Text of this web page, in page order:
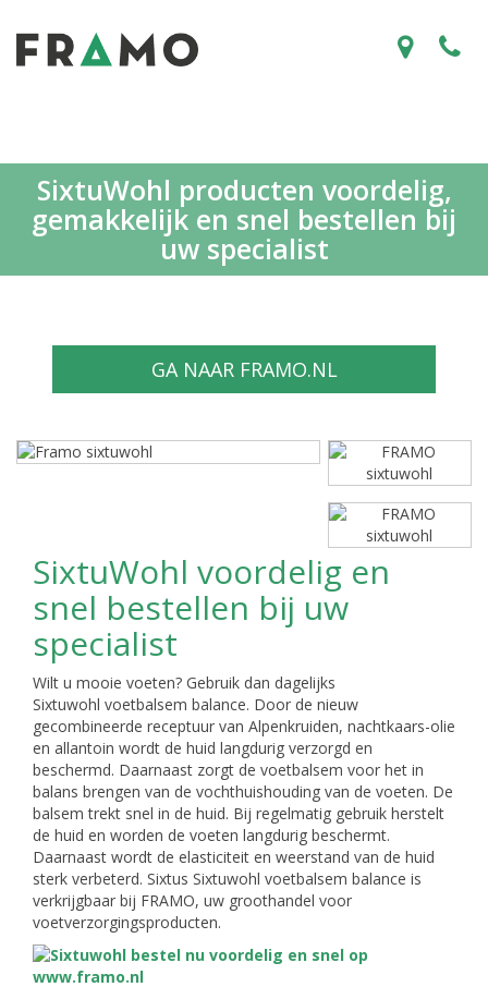
SixtuWohl producten voordelig,
gemakkelijk en snel bestellen bij
uw specialist
GA NAAR FRAMO.NL
SixtuWohl voordelig en
snel bestellen bij uw
specialist
Wilt u mooie voeten? Gebruik dan dagelijks
Sixtuwohl voetbalsem balance. Door de nieuw
gecombineerde receptuur van Alpenkruiden, nachtkaars-olie
en allantoin wordt de huid langdurig verzorgd en
beschermd. Daarnaast zorgt de voetbalsem voor het in
balans brengen van de vochthuishouding van de voeten. De
balsem trekt snel in de huid. Bij regelmatig gebruik herstelt
de huid en worden de voeten langdurig beschermt.
Daarnaast wordt de elasticiteit en weerstand van de huid
sterk verbeterd. Sixtus Sixtuwohl voetbalsem balance is
verkrijgbaar bij FRAMO, uw groothandel voor
voetverzorgingsproducten.